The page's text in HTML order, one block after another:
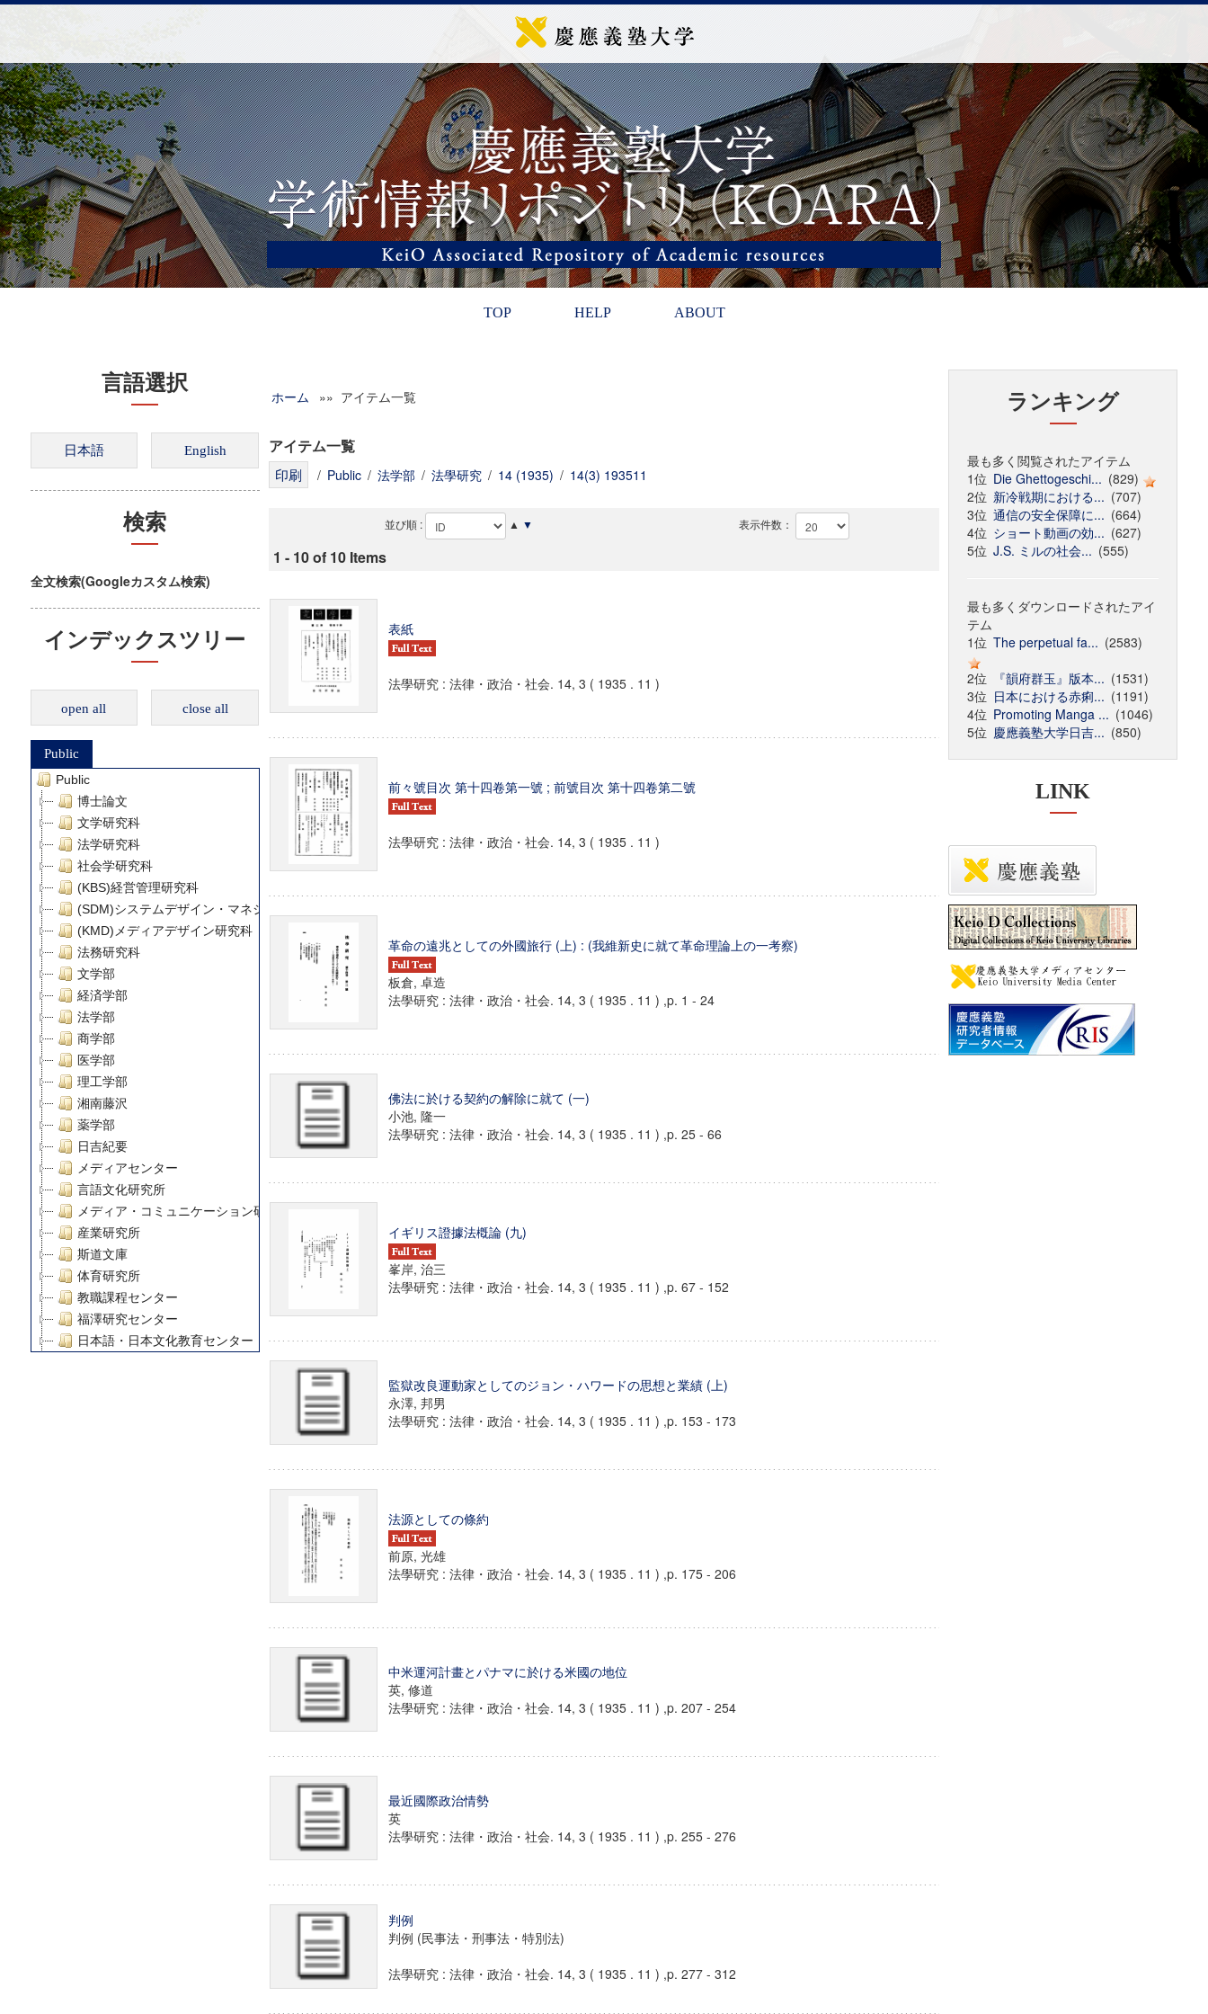
TOP HELP ABOUT
言語選択
検索
全文検索(Googleカスタム検索)
インデックスツリー
open all close all
Public
Public
博士論文
文学研究科
法学研究科
社会学研究科
(KBS)経営管理研究科
(SDM)システムデザイン・マネジメント研究科
(KMD)メディアデザイン研究科
法務研究科
文学部
経済学部
法学部
商学部
医学部
理工学部
湘南藤沢
薬学部
日吉紀要
メディアセンター
言語文化研究所
メディア・コミュニケーション研究所
産業研究所
斯道文庫
体育研究所
教職課程センター
福澤研究センター
日本語・日本文化教育センター
デジタルメディア・コンテンツ統合研究センター
グローバルリサーチインスティテュート
慶應義塾大学グローバルCOEプログラム市民社会ガバナンス教育研究センター
慶應義塾大学グローバルCOEプログラム論理と感性の先端的教育研究拠点
博士課程教育リーディングプログラム「超成熟社会発展のサイエンス」
ホーム »» アイテム一覧
アイテム一覧
/ Public / 法学部 / 法學研究 / 14 (1935) / 14(3) 193511
並び順 : ▲ ▼ 表示件数：
1 - 10 of 10 Items
表紙
法學研究 : 法律・政治・社会. 14, 3 ( 1935 . 11 )
前々號目次 第十四卷第一號 ; 前號目次 第十四卷第二號
法學研究 : 法律・政治・社会. 14, 3 ( 1935 . 11 )
革命の遠兆としての外國旅行 (上) : (我維新史に就て革命理論上の一考察)
板倉, 卓造
法學研究 : 法律・政治・社会. 14, 3 ( 1935 . 11 ) ,p. 1 - 24
佛法に於ける契約の解除に就て (一)
小池, 隆一
法學研究 : 法律・政治・社会. 14, 3 ( 1935 . 11 ) ,p. 25 - 66
イギリス證據法槪論 (九)
峯岸, 治三
法學研究 : 法律・政治・社会. 14, 3 ( 1935 . 11 ) ,p. 67 - 152
監獄改良運動家としてのジョン・ハワードの思想と業績 (上)
永澤, 邦男
法學研究 : 法律・政治・社会. 14, 3 ( 1935 . 11 ) ,p. 153 - 173
法源としての條約
前原, 光雄
法學研究 : 法律・政治・社会. 14, 3 ( 1935 . 11 ) ,p. 175 - 206
中米運河計畫とパナマに於ける米國の地位
英, 修道
法學研究 : 法律・政治・社会. 14, 3 ( 1935 . 11 ) ,p. 207 - 254
最近國際政治情勢
英
法學研究 : 法律・政治・社会. 14, 3 ( 1935 . 11 ) ,p. 255 - 276
判例
判例 (民事法・刑事法・特別法)
法學研究 : 法律・政治・社会. 14, 3 ( 1935 . 11 ) ,p. 277 - 312
ランキング
最も多く閲覧されたアイテム
1位 Die Ghettogeschi... (829)
2位 新冷戦期における... (707)
3位 通信の安全保障に... (664)
4位 ショート動画の効... (627)
5位 J.S. ミルの社会... (555)
最も多くダウンロードされたアイ
テム
1位 The perpetual fa... (2583)
2位
『韻府群玉』版本... (1531)
3位 日本における赤痢... (1191)
4位 Promoting Manga ... (1046)
5位 慶應義塾大学日吉... (850)
LINK